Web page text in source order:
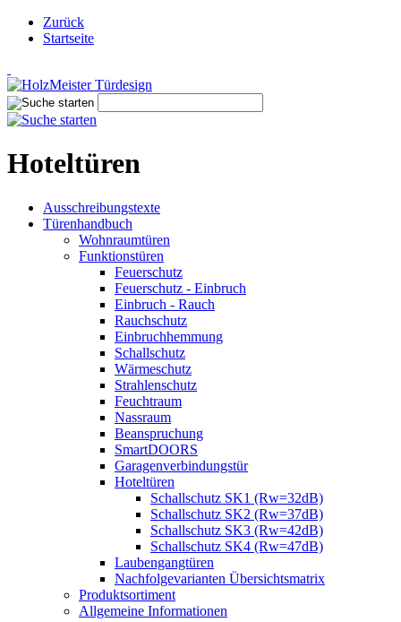
Zurück
Startseite
Hoteltüren
Ausschreibungstexte
Türenhandbuch
Wohnraumtüren
Funktionstüren
Feuerschutz
Feuerschutz - Einbruch
Einbruch - Rauch
Rauchschutz
Einbruchhemmung
Schallschutz
Wärmeschutz
Strahlenschutz
Feuchtraum
Nassraum
Beanspruchung
SmartDOORS
Garagenverbindungstür
Hoteltüren
Schallschutz SK1 (Rw=32dB)
Schallschutz SK2 (Rw=37dB)
Schallschutz SK3 (Rw=42dB)
Schallschutz SK4 (Rw=47dB)
Laubengangtüren
Nachfolgevarianten Übersichtsmatrix
Produktsortiment
Allgemeine Informationen